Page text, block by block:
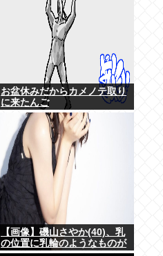
お盆休みだからカメノテ取り
に来たんご
【画像】磯山さやか(40)、乳
の位置に乳輪のようなものが